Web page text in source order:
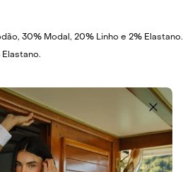
30% Modal, 20% Linho e 2% Elastano.
98cm - Cintura: 90cm - Comprimento:
- Cintura: 94cm - Comprimento: